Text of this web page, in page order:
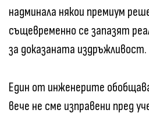
надминала някои премиум
същевременно се запазят
за доказаната издръжливост.
Един от инженерите
вече не сме изправени пред